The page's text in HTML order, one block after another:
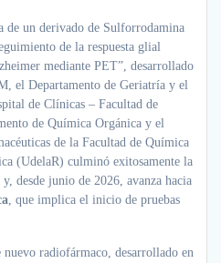
un derivado de Sulforrodamina
de la respuesta glial
mediante PET”, desarrollado
el Departamento de Geriatría y el
de Clínicas – Facultad de
de Química Orgánica y el
de la Facultad de Química
(UdelaR) culminó exitosamente la
desde junio de 2026, avanza hacia
, que implica el inicio de pruebas
nuevo radiofármaco, desarrollado en